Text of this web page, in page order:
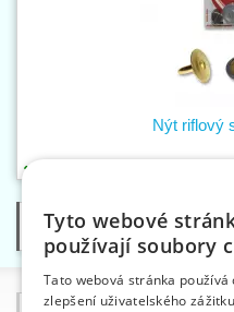
Nýt riflový
Kategorie
Tyto webové
používají soubory
Tato webová stránka používá
zlepšení uživatelského